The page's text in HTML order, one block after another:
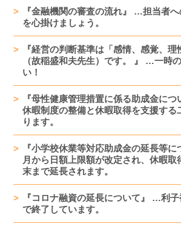
『金融機関の審査の流れ』 …担当者
を心掛けましょう。
『経営の判断基準は「感情、感覚、理
（故稲盛和夫先生）です。 』 …一時
い！
『母性健康管理措置に係る助成金に
休暇制度の整備と休暇取得を支援する
ります。
『小学校休業等対応助成金の延長等
月から日額上限額が改定され、休暇
末まで延長されます。
『コロナ融資の延長について』 …利
で終了しています。